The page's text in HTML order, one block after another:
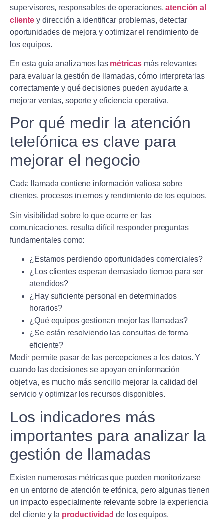
supervisores, responsables de operaciones, atención al
cliente y dirección a identificar problemas, detectar
oportunidades de mejora y optimizar el rendimiento de
los equipos.
En esta guía analizamos las métricas más relevantes
para evaluar la gestión de llamadas, cómo interpretarlas
correctamente y qué decisiones pueden ayudarte a
mejorar ventas, soporte y eficiencia operativa.
Por qué medir la atención
telefónica es clave para
mejorar el negocio
Cada llamada contiene información valiosa sobre
clientes, procesos internos y rendimiento de los equipos.
Sin visibilidad sobre lo que ocurre en las
comunicaciones, resulta difícil responder preguntas
fundamentales como:
¿Estamos perdiendo oportunidades comerciales?
¿Los clientes esperan demasiado tiempo para ser
atendidos?
¿Hay suficiente personal en determinados
horarios?
¿Qué equipos gestionan mejor las llamadas?
¿Se están resolviendo las consultas de forma
eficiente?
Medir permite pasar de las percepciones a los datos. Y
cuando las decisiones se apoyan en información
objetiva, es mucho más sencillo mejorar la calidad del
servicio y optimizar los recursos disponibles.
Los indicadores más
importantes para analizar la
gestión de llamadas
Existen numerosas métricas que pueden monitorizarse
en un entorno de atención telefónica, pero algunas tienen
un impacto especialmente relevante sobre la experiencia
del cliente y la productividad de los equipos.